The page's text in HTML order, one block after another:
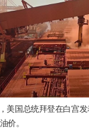
美国总统拜登在白宫
价。